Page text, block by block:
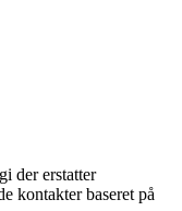
der erstatter
kontakter baseret på